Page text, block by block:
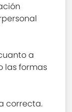
a
las formas
correcta.